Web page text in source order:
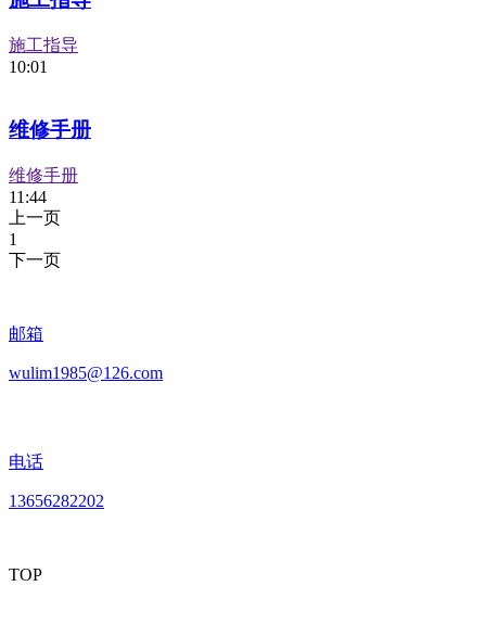
施工指导
10:01
维修手册
维修手册
11:44
上一页
1
下一页
邮箱
wulim1985@126.com
电话
13656282202
TOP